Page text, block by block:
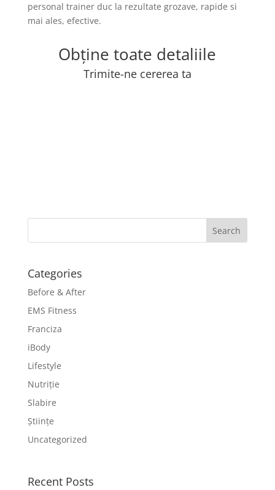
personal trainer duc la rezultate grozave, rapide si
mai ales, efective.
Obține toate detaliile
Trimite-ne cererea ta
Categories
Before & After
EMS Fitness
Franciza
iBody
Lifestyle
Nutriție
Slabire
Științe
Uncategorized
Recent Posts